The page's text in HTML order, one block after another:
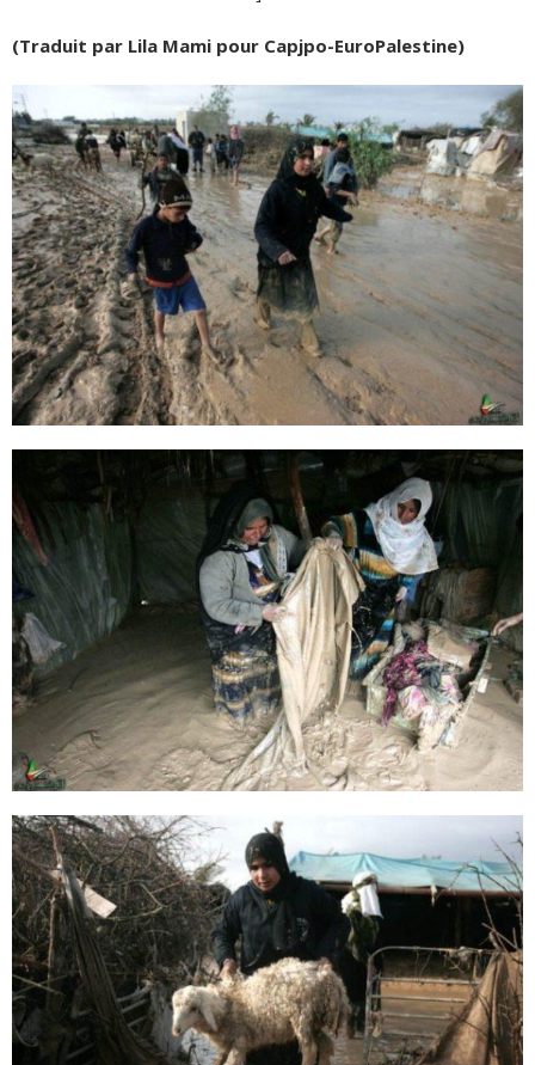
(Traduit par Lila Mami pour Capjpo-EuroPalestine)